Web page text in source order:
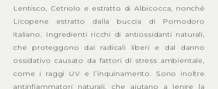
Lentisco, Cetriolo e estratto di Albicocca, nonché
Licopene estratto dalla buccia di Pomodoro
italiano. Ingredienti ricchi di antiossidanti naturali,
che proteggono dai radicali liberi e dal danno
ossidativo causato da fattori di stress ambientale,
come i raggi UV e l’inquinamento. Sono inoltre
antinfiammatori naturali, che aiutano a lenire la